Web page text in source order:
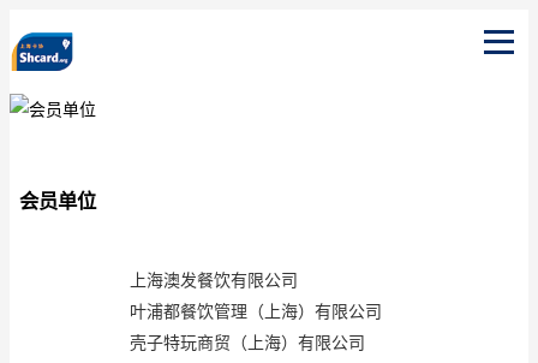
会员单位
上海澳发餐饮有限公司
叶浦都餐饮管理（上海）有限公司
壳子特玩商贸（上海）有限公司